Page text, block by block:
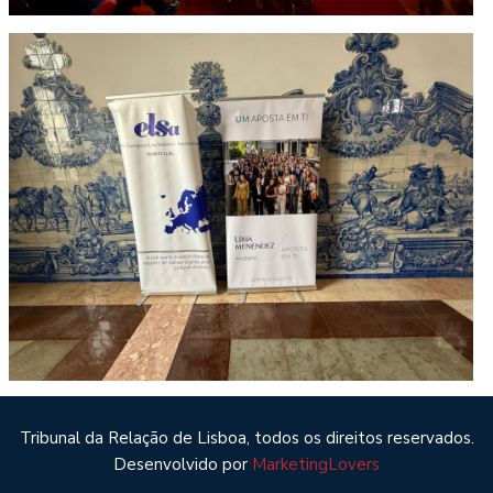
Tribunal da Relação de Lisboa, todos os direitos reservados.
Desenvolvido por MarketingLovers